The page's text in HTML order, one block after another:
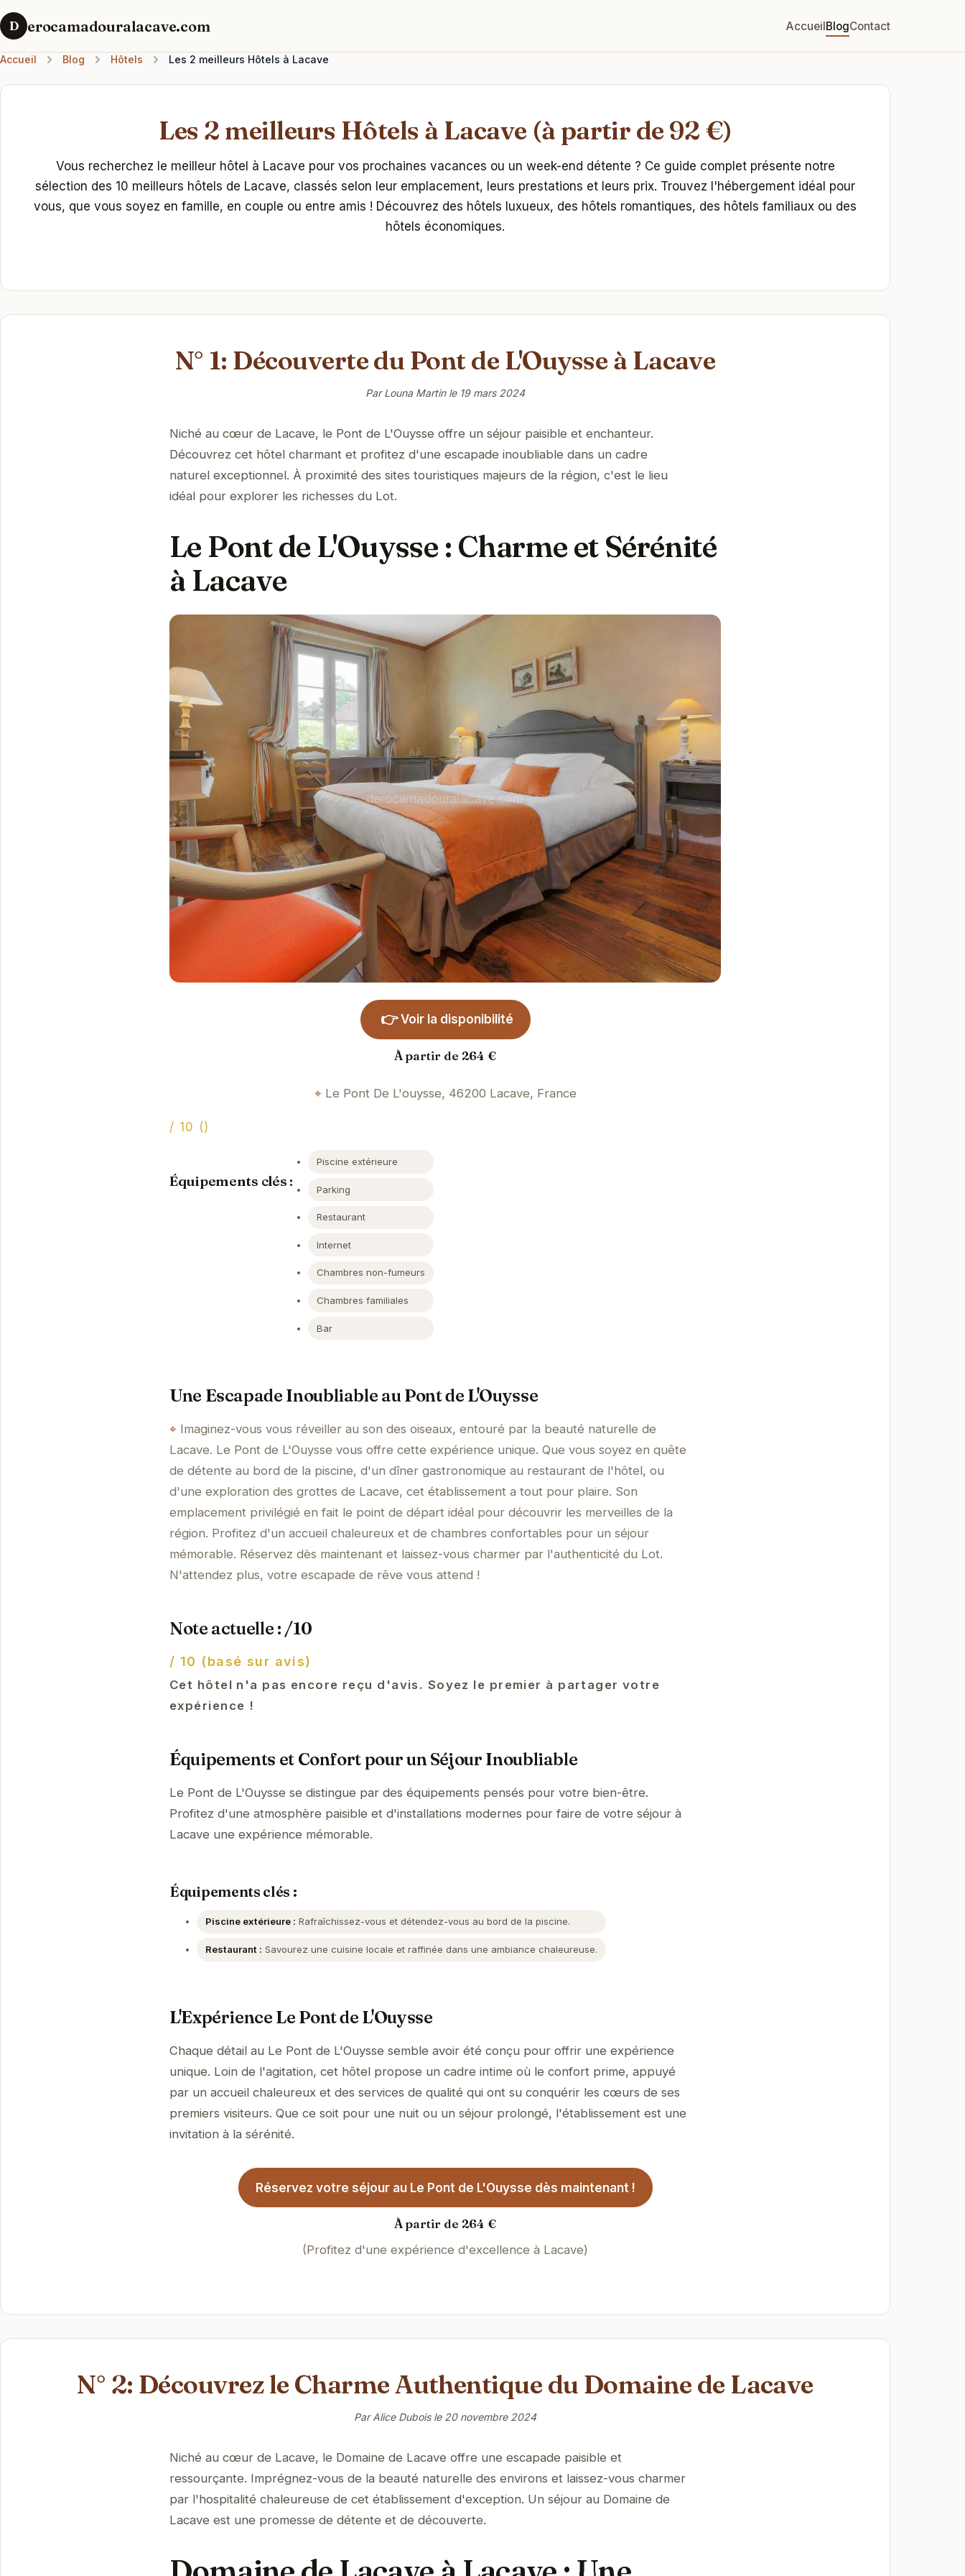
D erocamadouralacave.com AccueilBlogContact
Accueil Blog Hôtels Les 2 meilleurs Hôtels à Lacave
Les 2 meilleurs Hôtels à Lacave (à partir de 92 €)
Vous recherchez le meilleur hôtel à Lacave pour vos prochaines vacances ou un week-end détente ? Ce guide complet présente notre
sélection des 10 meilleurs hôtels de Lacave, classés selon leur emplacement, leurs prestations et leurs prix. Trouvez l'hébergement idéal pour
vous, que vous soyez en famille, en couple ou entre amis ! Découvrez des hôtels luxueux, des hôtels romantiques, des hôtels familiaux ou des
hôtels économiques.
N° 1: Découverte du Pont de L'Ouysse à Lacave
Par Louna Martin le 19 mars 2024
Niché au cœur de Lacave, le Pont de L'Ouysse offre un séjour paisible et enchanteur.
Découvrez cet hôtel charmant et profitez d'une escapade inoubliable dans un cadre
naturel exceptionnel. À proximité des sites touristiques majeurs de la région, c'est le lieu
idéal pour explorer les richesses du Lot.
Le Pont de L'Ouysse : Charme et Sérénité
à Lacave
👉 Voir la disponibilité
À partir de 264 €
Le Pont De L'ouysse, 46200 Lacave, France
/ 10 ()
Équipements clés :
Piscine extérieure
Parking
Restaurant
Internet
Chambres non-fumeurs
Chambres familiales
Bar
Une Escapade Inoubliable au Pont de L'Ouysse
Imaginez-vous vous réveiller au son des oiseaux, entouré par la beauté naturelle de
Lacave. Le Pont de L'Ouysse vous offre cette expérience unique. Que vous soyez en quête
de détente au bord de la piscine, d'un dîner gastronomique au restaurant de l'hôtel, ou
d'une exploration des grottes de Lacave, cet établissement a tout pour plaire. Son
emplacement privilégié en fait le point de départ idéal pour découvrir les merveilles de la
région. Profitez d'un accueil chaleureux et de chambres confortables pour un séjour
mémorable. Réservez dès maintenant et laissez-vous charmer par l'authenticité du Lot.
N'attendez plus, votre escapade de rêve vous attend !
Note actuelle : /10
/ 10 (basé sur avis)
Cet hôtel n'a pas encore reçu d'avis. Soyez le premier à partager votre
expérience !
Équipements et Confort pour un Séjour Inoubliable
Le Pont de L'Ouysse se distingue par des équipements pensés pour votre bien-être.
Profitez d'une atmosphère paisible et d'installations modernes pour faire de votre séjour à
Lacave une expérience mémorable.
Équipements clés :
Piscine extérieure : Rafraîchissez-vous et détendez-vous au bord de la piscine.
Restaurant : Savourez une cuisine locale et raffinée dans une ambiance chaleureuse.
L'Expérience Le Pont de L'Ouysse
Chaque détail au Le Pont de L'Ouysse semble avoir été conçu pour offrir une expérience
unique. Loin de l'agitation, cet hôtel propose un cadre intime où le confort prime, appuyé
par un accueil chaleureux et des services de qualité qui ont su conquérir les cœurs de ses
premiers visiteurs. Que ce soit pour une nuit ou un séjour prolongé, l'établissement est une
invitation à la sérénité.
Réservez votre séjour au Le Pont de L'Ouysse dès maintenant !
À partir de 264 €
(Profitez d'une expérience d'excellence à Lacave)
N° 2: Découvrez le Charme Authentique du Domaine de Lacave
Par Alice Dubois le 20 novembre 2024
Niché au cœur de Lacave, le Domaine de Lacave offre une escapade paisible et
ressourçante. Imprégnez-vous de la beauté naturelle des environs et laissez-vous charmer
par l'hospitalité chaleureuse de cet établissement d'exception. Un séjour au Domaine de
Lacave est une promesse de détente et de découverte.